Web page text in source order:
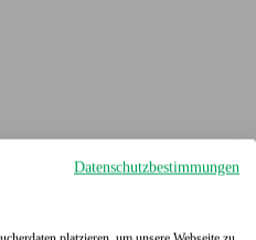
Datenschutzbestimmungen